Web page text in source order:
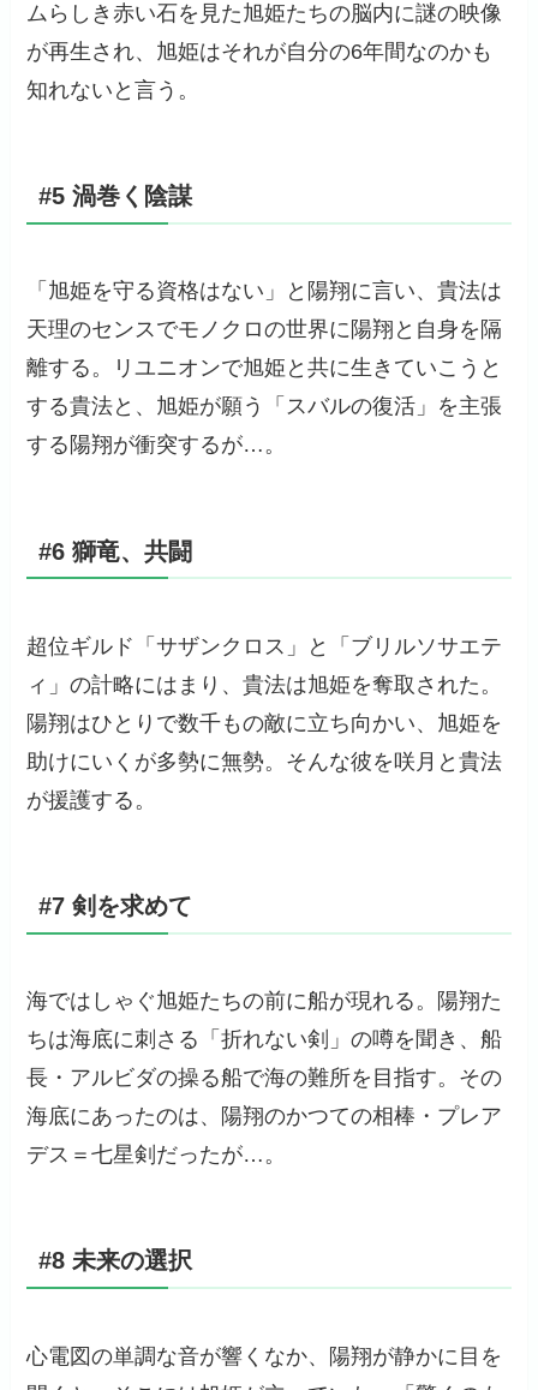
ムらしき赤い石を見た旭姫たちの脳内に謎の映像
が再生され、旭姫はそれが自分の6年間なのかも
知れないと言う。
#5 渦巻く陰謀
「旭姫を守る資格はない」と陽翔に言い、貴法は
天理のセンスでモノクロの世界に陽翔と自身を隔
離する。リユニオンで旭姫と共に生きていこうと
する貴法と、旭姫が願う「スバルの復活」を主張
する陽翔が衝突するが…。
#6 獅竜、共闘
超位ギルド「サザンクロス」と「ブリルソサエテ
ィ」の計略にはまり、貴法は旭姫を奪取された。
陽翔はひとりで数千もの敵に立ち向かい、旭姫を
助けにいくが多勢に無勢。そんな彼を咲月と貴法
が援護する。
#7 剣を求めて
海ではしゃぐ旭姫たちの前に船が現れる。陽翔た
ちは海底に刺さる「折れない剣」の噂を聞き、船
長・アルビダの操る船で海の難所を目指す。その
海底にあったのは、陽翔のかつての相棒・プレア
デス＝七星剣だったが…。
#8 未来の選択
心電図の単調な音が響くなか、陽翔が静かに目を